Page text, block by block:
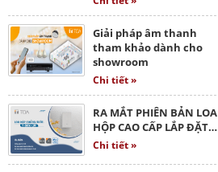
Giải pháp âm thanh
tham khảo dành cho
showroom
Chi tiết »
RA MẮT PHIÊN BẢN LOA
HỘP CAO CẤP LẮP ĐẶT…
Chi tiết »